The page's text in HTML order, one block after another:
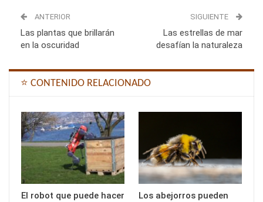
ANTERIOR
Las plantas que brillarán
en la oscuridad
SIGUIENTE
Las estrellas de mar
desafían la naturaleza
⭐ CONTENIDO RELACIONADO
El robot que puede hacer
Los abejorros pueden